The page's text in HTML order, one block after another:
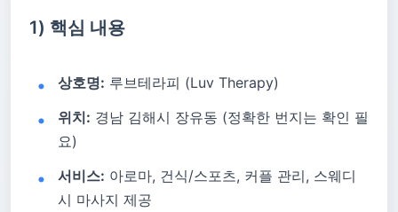
1) 핵심 내용
상호명: 루브테라피 (Luv Therapy)
위치: 경남 김해시 장유동 (정확한 번지는 확인 필
요)
서비스: 아로마, 건식/스포츠, 커플 관리, 스웨디
시 마사지 제공